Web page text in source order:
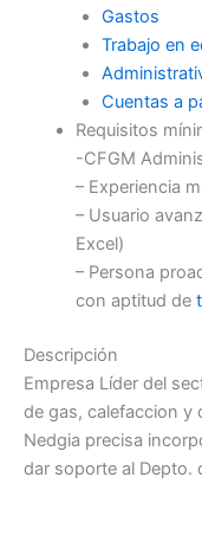
Gastos
Trabajo en
Cuentas a
Requisitos
-CFGM
– Experiencia
– Usuario
Excel)
– Persona
con aptitud de
Descripción
Empresa Líder del
de gas, calefaccion y
Nedgia precisa
dar soporte al Depto.